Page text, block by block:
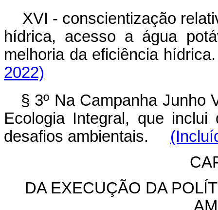
XVI - conscientização
hídrica, acesso a água
melhoria da eficiência
2022)
§ 3º Na Campanha Junho
Ecologia Integral, que
desafios ambientais.
DA EXECUÇÃO DA